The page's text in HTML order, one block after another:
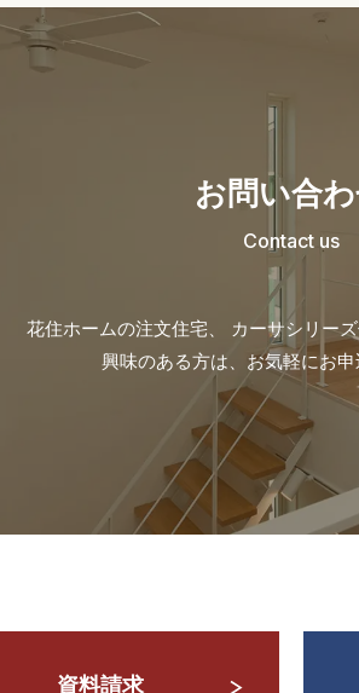
お問い合
Contact us
花住ホームの注文住宅、 カーサシリー
興味のある方は、お気軽にお
資料請求